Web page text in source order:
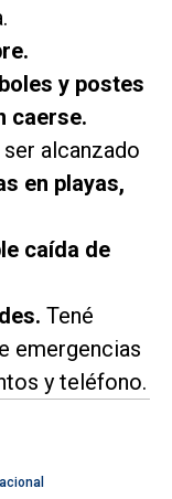
y postes
caerse.
alcanzado
en playas,
caída de
Tené
emergencias
y teléfono.